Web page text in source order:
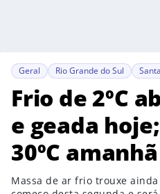
Geral Rio Grande do Sul
Frio de 2ºC
e geada
30ºC amanhã
Massa de ar frio trouxe